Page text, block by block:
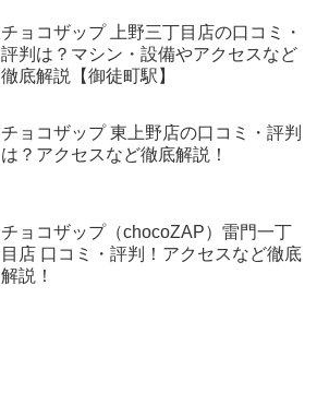
チョコザップ 上野三丁目店の口コミ・
評判は？マシン・設備やアクセスなど
徹底解説【御徒町駅】
チョコザップ 東上野店の口コミ・評判
は？アクセスなど徹底解説！
チョコザップ（chocoZAP）雷門一丁
目店 口コミ・評判！アクセスなど徹底
解説！